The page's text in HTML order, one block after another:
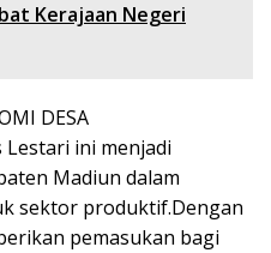
Kerajaan Negeri
DESA
Lestari ini menjadi
Madiun dalam
sektor produktif.Dengan
pemasukan bagi